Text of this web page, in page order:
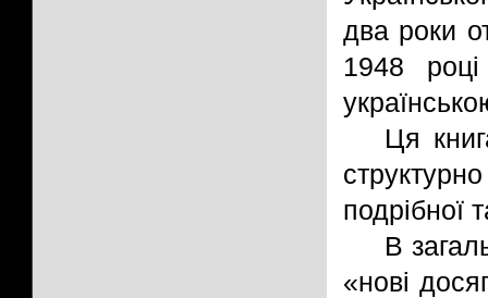
два роки
1948
Ця
подрібної
В
«нові